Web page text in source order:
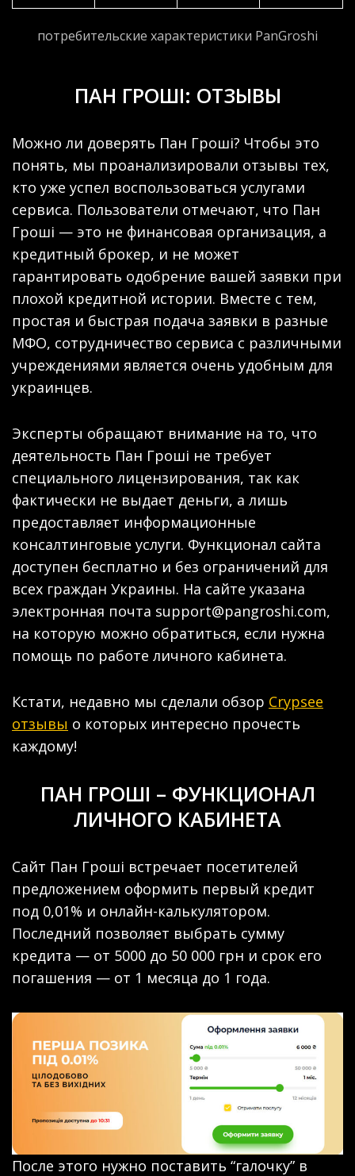
потребительские характеристики PanGroshi
ПАН ГРОШІ: ОТЗЫВЫ
Можно ли доверять Пан Гроші? Чтобы это
понять, мы проанализировали отзывы тех,
кто уже успел воспользоваться услугами
сервиса. Пользователи отмечают, что Пан
Гроші — это не финансовая организация, а
кредитный брокер, и не может
гарантировать одобрение вашей заявки при
плохой кредитной истории. Вместе с тем,
простая и быстрая подача заявки в разные
МФО, сотрудничество сервиса с различными
учреждениями является очень удобным для
украинцев.
Эксперты обращают внимание на то, что
деятельность Пан Гроші не требует
специального лицензирования, так как
фактически не выдает деньги, а лишь
предоставляет информационные
консалтинговые услуги. Функционал сайта
доступен бесплатно и без ограничений для
всех граждан Украины. На сайте указана
электронная почта support@pangroshi.com,
на которую можно обратиться, если нужна
помощь по работе личного кабинета.
Кстати, недавно мы сделали обзор Crypsee
отзывы о которых интересно прочесть
каждому!
ПАН ГРОШІ – ФУНКЦИОНАЛ
ЛИЧНОГО КАБИНЕТА
Сайт Пан Гроші встречает посетителей
предложением оформить первый кредит
под 0,01% и онлайн-калькулятором.
Последний позволяет выбрать сумму
кредита — от 5000 до 50 000 грн и срок его
погашения — от 1 месяца до 1 года.
После этого нужно поставить “галочку” в